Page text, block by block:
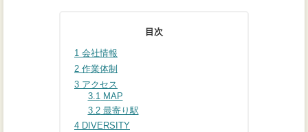
目次
1 会社情報
2 作業体制
3 アクセス
3.1MAP
3.2最寄り駅
4 DIVERSITY